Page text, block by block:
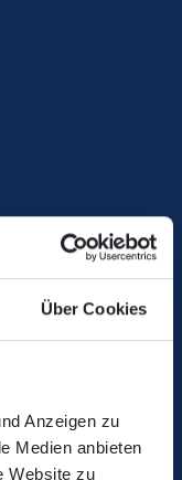
Über Cookies
Anzeigen zu
Medien anbieten
Website zu
jeweils
Mittlerweile 44
stolze Bilanz
Schaffens. Der
Sprache ist
ihrem riesigen
geworden. Manche
und